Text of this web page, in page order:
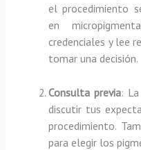
el procedimiento
en
credenciales y lee
tomar una decisión.
Consulta previa:
discutir tus
procedimiento.
para elegir los